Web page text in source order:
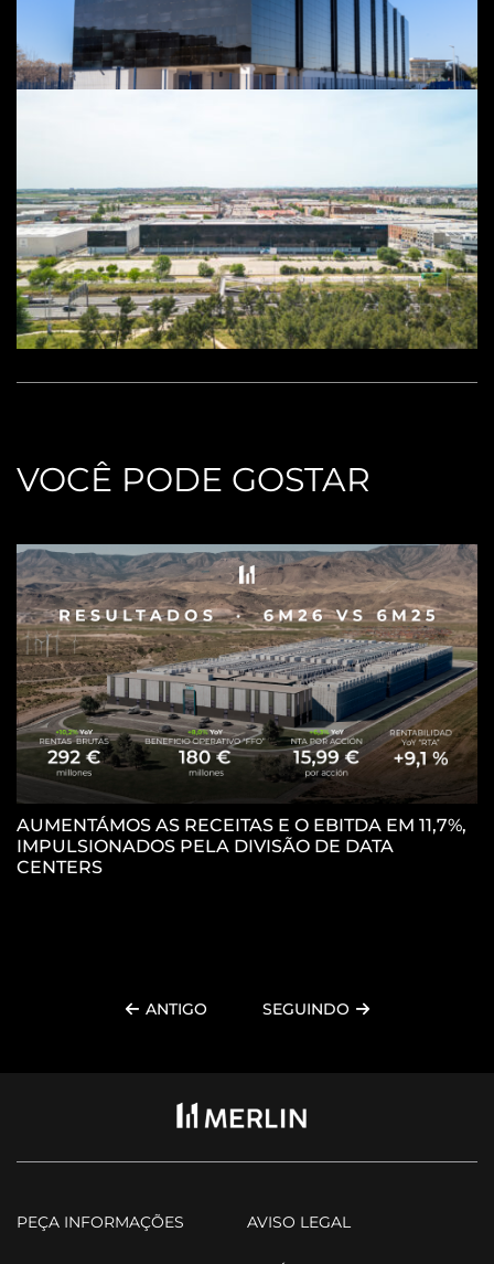
VOCÊ PODE GOSTAR
AUMENTÁMOS AS RECEITAS E O EBITDA EM 11,7%,
IMPULSIONADOS PELA DIVISÃO DE DATA
CENTERS
ANTIGO SEGUINDO
PEÇA INFORMAÇÕES AVISO LEGAL